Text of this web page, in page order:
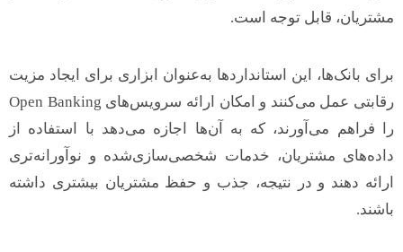
مشتریان، قابل توجه است.
برای بانک‌ها، این استانداردها به‌عنوان ابزاری برای ایجاد مزیت
رقابتی عمل می‌کنند و امکان ارائه سرویس‌های Open Banking
را فراهم می‌آورند، که به آن‌ها اجازه می‌دهد با استفاده از
داده‌های مشتریان، خدمات شخصی‌سازی‌شده و نوآورانه‌تری
ارائه دهند و در نتیجه، جذب و حفظ مشتریان بیشتری داشته
باشند.